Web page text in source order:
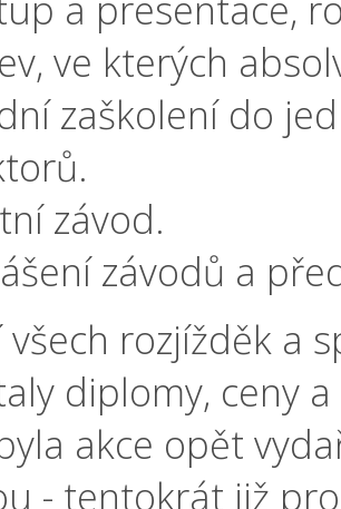
ve kterých
zaškolení do
závod.
závodů a
rozjížděk a
diplomy, ceny
akce opět
- tentokrát již